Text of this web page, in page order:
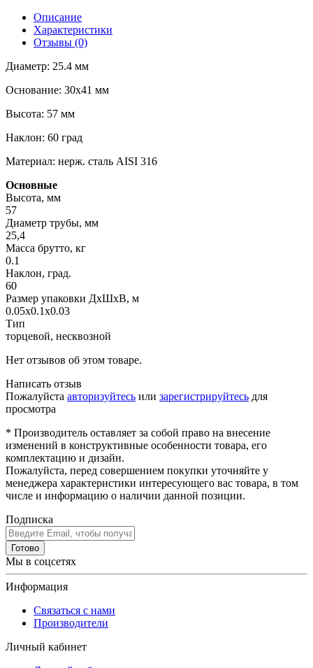
Описание
Характеристики
Отзывы (0)
Диаметр: 25.4 мм
Основание: 30х41 мм
Высота: 57 мм
Наклон: 60 град
Материал: нерж. сталь AISI 316
Основные
Высота, мм
57
Диаметр трубы, мм
25,4
Масса брутто, кг
0.1
Наклон, град.
60
Размер упаковки ДхШхВ, м
0.05x0.1x0.03
Тип
торцевой, несквозной
Нет отзывов об этом товаре.
Написать отзыв
Пожалуйста авторизуйтесь или зарегистрируйтесь для
просмотра
* Производитель оставляет за собой право на внесение
изменений в конструктивные особенности товара, его
комплектацию и дизайн.
Пожалуйста, перед совершением покупки уточняйте у
менеджера характеристики интересующего вас товара, в том
числе и информацию о наличии данной позиции.
Подписка
Готово
Мы в соцсетях
Информация
Связаться с нами
Производители
Личный кабинет